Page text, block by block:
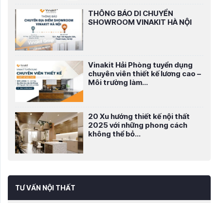
THÔNG BÁO DI CHUYỂN
SHOWROOM VINAKIT HÀ NỘI
Vinakit Hải Phòng tuyển dụng
chuyên viên thiết kế lương cao –
Môi trường làm...
20 Xu hướng thiết kế nội thất
2025 với những phong cách
không thể bỏ...
TƯ VẤN NỘI THẤT